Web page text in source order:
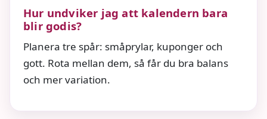
Hur undviker jag att kalendern bara
blir godis?
Planera tre spår: småprylar, kuponger och
gott. Rota mellan dem, så får du bra balans
och mer variation.